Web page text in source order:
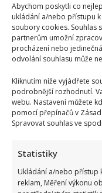
Abychom poskytli co
ukládání a/nebo přístupu
soubory cookies. Souhlas
partnerům umožní
procházení nebo
odvolání souhlasu může
Kliknutím níže vyjádřete
podrobnější rozhodnutí.
webu. Nastavení můžete
pomocí přepínačů v
Spravovat souhlas ve
Statistiky
Ukládání a/nebo přístup
reklam, Měření výkonu